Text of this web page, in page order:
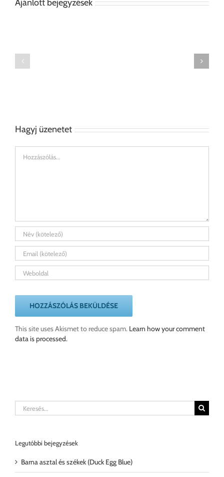
Ajánlott bejegyzések
Hagyj üzenetet
This site uses Akismet to reduce spam. Learn how your comment
data is processed.
Keresés...
Legutóbbi bejegyzések
Barna asztal és székek (Duck Egg Blue)